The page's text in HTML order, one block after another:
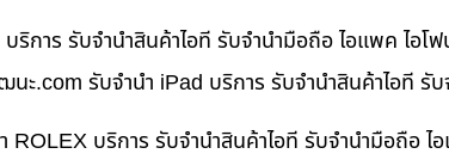
ริการ รับจำนำสินค้าไอที รับจำนำมือถือ ไอแพค ไอ
นะ.com รับจำนำ iPad บริการ รับจำนำสินค้าไอที
ROLEX บริการ รับจำนำสินค้าไอที รับจำนำมือถือ